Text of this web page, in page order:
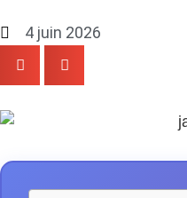
4 juin 2026